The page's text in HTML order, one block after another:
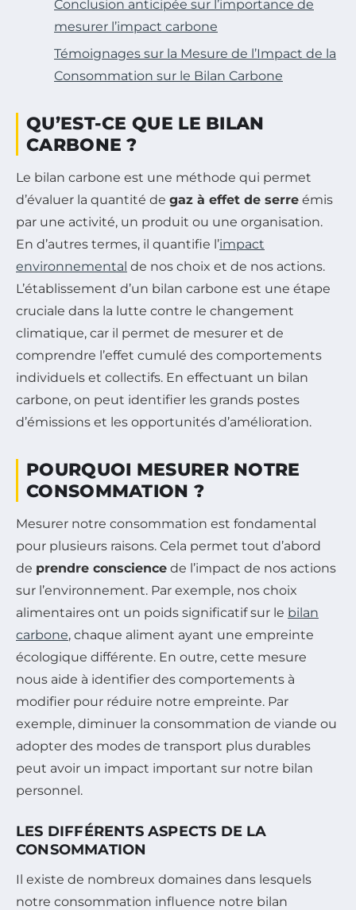
Conclusion anticipée sur l’importance de
mesurer l’impact carbone
Témoignages sur la Mesure de l’Impact de la
Consommation sur le Bilan Carbone
QU’EST-CE QUE LE BILAN
CARBONE ?
Le bilan carbone est une méthode qui permet
d’évaluer la quantité de gaz à effet de serre émis
par une activité, un produit ou une organisation.
En d’autres termes, il quantifie l’impact
environnemental de nos choix et de nos actions.
L’établissement d’un bilan carbone est une étape
cruciale dans la lutte contre le changement
climatique, car il permet de mesurer et de
comprendre l’effet cumulé des comportements
individuels et collectifs. En effectuant un bilan
carbone, on peut identifier les grands postes
d’émissions et les opportunités d’amélioration.
POURQUOI MESURER NOTRE
CONSOMMATION ?
Mesurer notre consommation est fondamental
pour plusieurs raisons. Cela permet tout d’abord
de prendre conscience de l’impact de nos actions
sur l’environnement. Par exemple, nos choix
alimentaires ont un poids significatif sur le bilan
carbone, chaque aliment ayant une empreinte
écologique différente. En outre, cette mesure
nous aide à identifier des comportements à
modifier pour réduire notre empreinte. Par
exemple, diminuer la consommation de viande ou
adopter des modes de transport plus durables
peut avoir un impact important sur notre bilan
personnel.
LES DIFFÉRENTS ASPECTS DE LA
CONSOMMATION
Il existe de nombreux domaines dans lesquels
notre consommation influence notre bilan